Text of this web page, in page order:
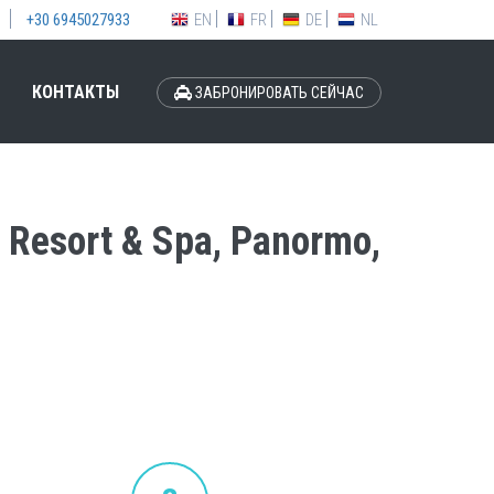
+30 6945027933 EN FR DE NL
КОНТАКТЫ ЗАБРОНИРОВАТЬ СЕЙЧАС
& Spa, Panormo,